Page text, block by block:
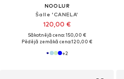
NOOLUR
Šalle 'CANELA'
120,00 €
Sākotnējā cena: 150,00 €
Pēdējā zemākā cena:120,00 €
+2